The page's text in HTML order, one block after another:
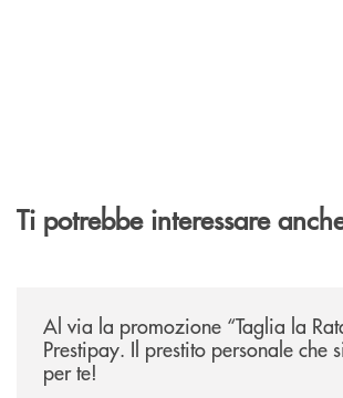
Ti potrebbe interessare
Al via la promozione “Taglia la
Prestipay. Il prestito personale che
per te!